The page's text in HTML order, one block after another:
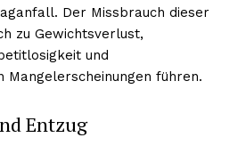
Der Missbrauch dieser
zu Gewichtsverlust,
und
Mangelerscheinungen führen.
Entzug